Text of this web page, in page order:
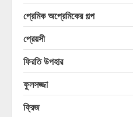
প্রেমিক অপ্রেমিকের গল্প
প্রেয়সী
ফিরতি উপহার
ফুলসজ্জা
ফ্রিজ